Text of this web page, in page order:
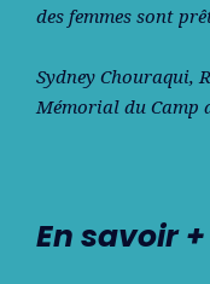
des femmes sont
Sydney Chouraqui,
Mémorial du Camp
En savoir +